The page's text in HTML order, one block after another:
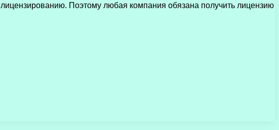
Поэтому любая компания обязана получить лицензию